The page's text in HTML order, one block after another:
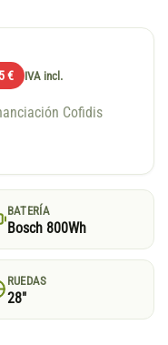
€ IVA incl.
Cofidis
BATERÍA
Bosch 800Wh
RUEDAS
28"